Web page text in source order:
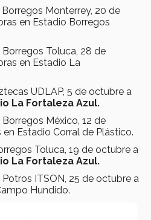
Monterrey, 20 de
en Estadio Borregos
Borregos Toluca, 28 de
en Estadio La
UDLAP, 5 de octubre a
La Fortaleza Azul.
México, 12 de
Estadio Corral de Plástico.
Toluca, 19 de octubre a
La Fortaleza Azul.
Potros ITSON, 25 de octubre a
Hundido.